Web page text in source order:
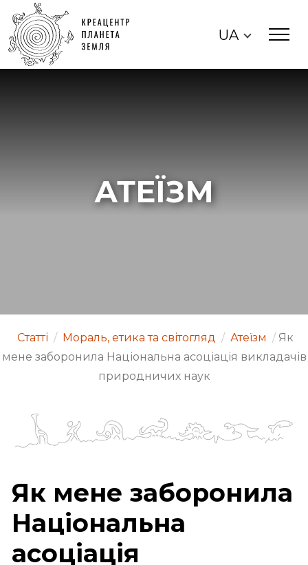
UA
АТЕЇЗМ
Статті / Мораль, етика та світогляд / Атеїзм / Як
мене заборонила Національна асоціація викладачів
природничих наук
Як мене заборонила
Національна
асоціація